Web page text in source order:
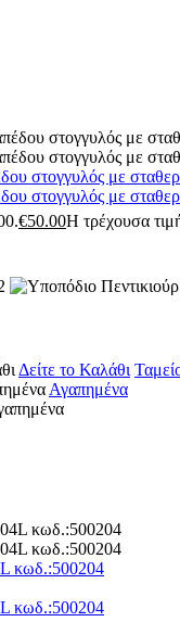
στογγυλός με
στογγυλός με
€50.00Η τρέχουσα
Δείτε το Καλάθι
Αγαπημένα
κωδ.:500204
κωδ.:500204